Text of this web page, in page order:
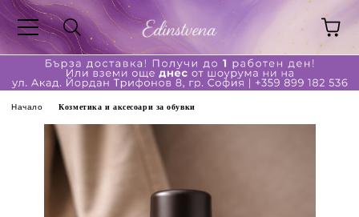
Начало Козметика и аксесоари за обувки